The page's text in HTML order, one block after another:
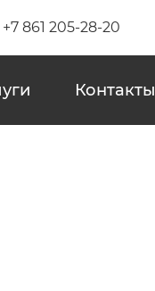
+7 861 205-28-20
Контакты